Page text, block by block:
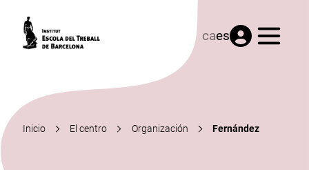
caes Menú
Inicio El centro Organización Fernández